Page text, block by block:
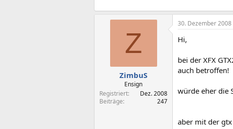
Z
ZimbuS
Ensign
Registriert
Dez. 2008
Beiträge
247
30. Dezember 2008
Hi,
bei der XFX
auch betroffen!
würde eher die
aber mit der